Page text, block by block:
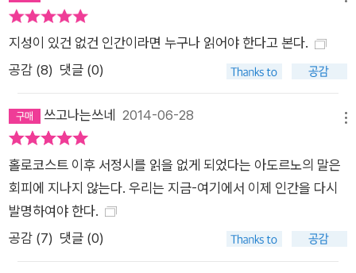
지성이 있건 없건 인간이라면 누구나 읽어야 한다고 본다.
공감 (8) 댓글 (0)
쓰고나는쓰네 2014-06-28
홀로코스트 이후 서정시를 읽을 없게 되었다는 아도르노의 말은
회피에 지나지 않는다. 우리는 지금-여기에서 이제 인간을 다시
발명하여야 한다.
공감 (7) 댓글 (0)